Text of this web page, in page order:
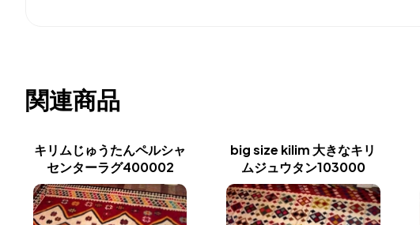
関連商品
キリムじゅうたんペルシャ
センターラグ400002
big size kilim 大きなキリ
ムジュウタン103000